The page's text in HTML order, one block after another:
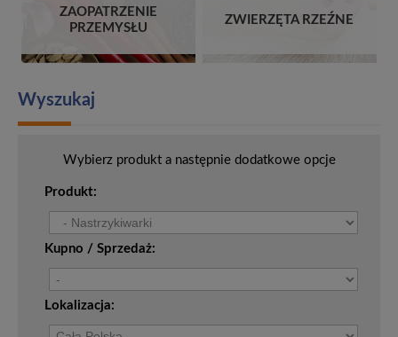
ZAOPATRZENIE
PRZEMYSŁU
ZWIERZĘTA RZEŹNE
Wyszukaj
Wybierz produkt a następnie dodatkowe opcje
Produkt:
Kupno / Sprzedaż:
Lokalizacja: